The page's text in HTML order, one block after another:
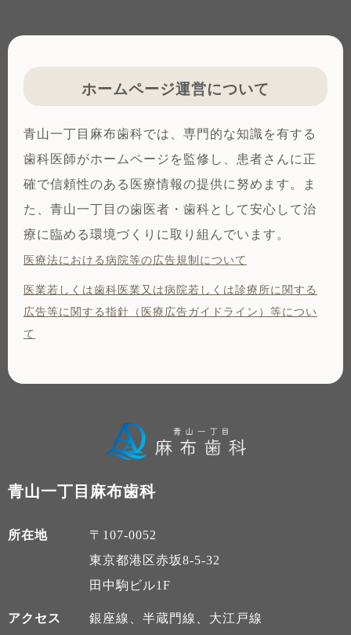
ホームページ運営について
青山一丁目麻布歯科では、専門的な知識を有する
歯科医師がホームページを監修し、患者さんに正
確で信頼性のある医療情報の提供に努めます。ま
た、青山一丁目の歯医者・歯科として安心して治
療に臨める環境づくりに取り組んでいます。
医療法における病院等の広告規制について
医業若しくは⻭科医業⼜は病院若しくは診療所に関する
広告等に関する指針（医療広告ガイドライン）等につい
て
青山一丁目麻布歯科
所在地
〒107-0052
東京都港区赤坂8-5-32
田中駒ビル1F
アクセス
銀座線、半蔵門線、大江戸線